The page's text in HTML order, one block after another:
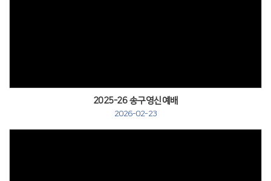
2025-26 송구영신예배
2026-02-23